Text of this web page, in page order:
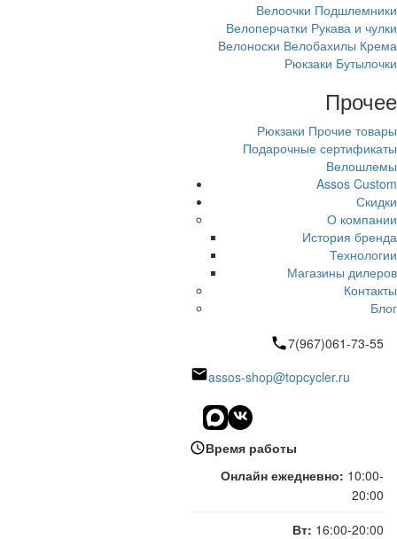
Велоочки Подшлемники
Велоперчатки Рукава и чулки
Велоноски Велобахилы Крема
Рюкзаки Бутылочки
Прочее
Рюкзаки Прочие товары
Подарочные сертификаты
Велошлемы
Assos Custom
Скидки
О компании
История бренда
Технологии
Магазины дилеров
Контакты
Блог
7(967)061-73-55
assos-shop@topcycler.ru
Время работы
Онлайн ежедневно: 10:00-
20:00
Вт: 16:00-20:00